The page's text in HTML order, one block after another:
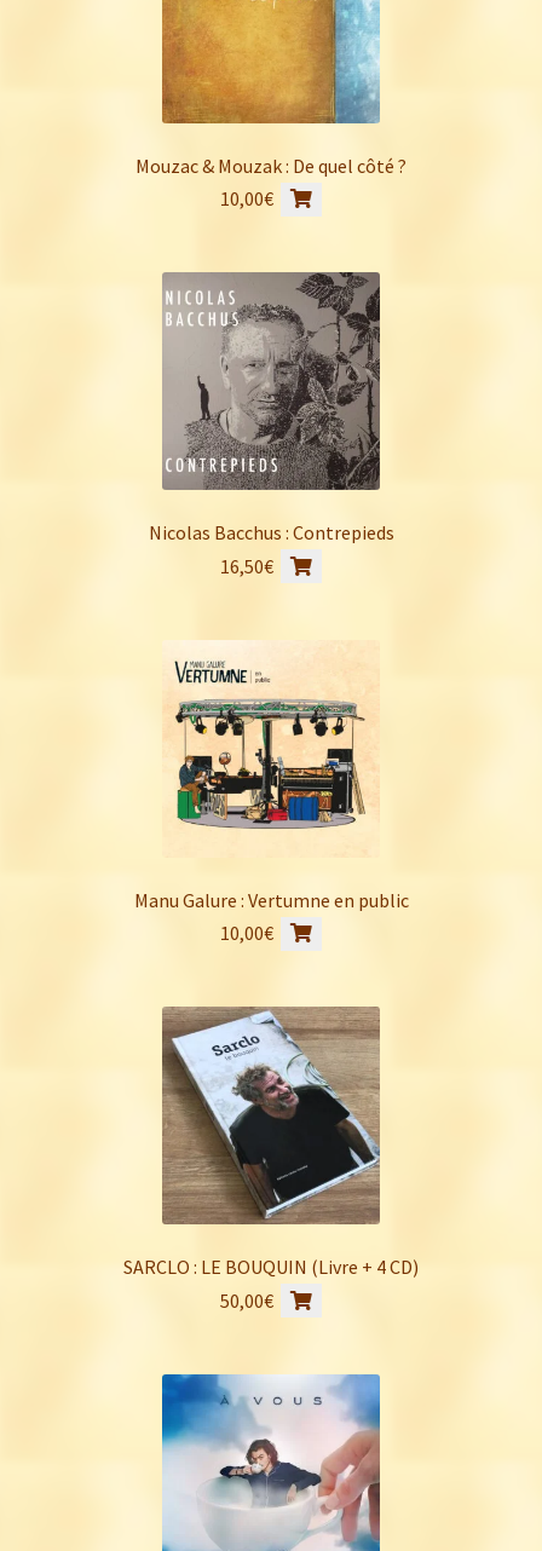
Mouzac & Mouzak : De quel côté ?
10,00€
Nicolas Bacchus : Contrepieds
16,50€
Manu Galure : Vertumne en public
10,00€
SARCLO : LE BOUQUIN (Livre + 4 CD)
50,00€